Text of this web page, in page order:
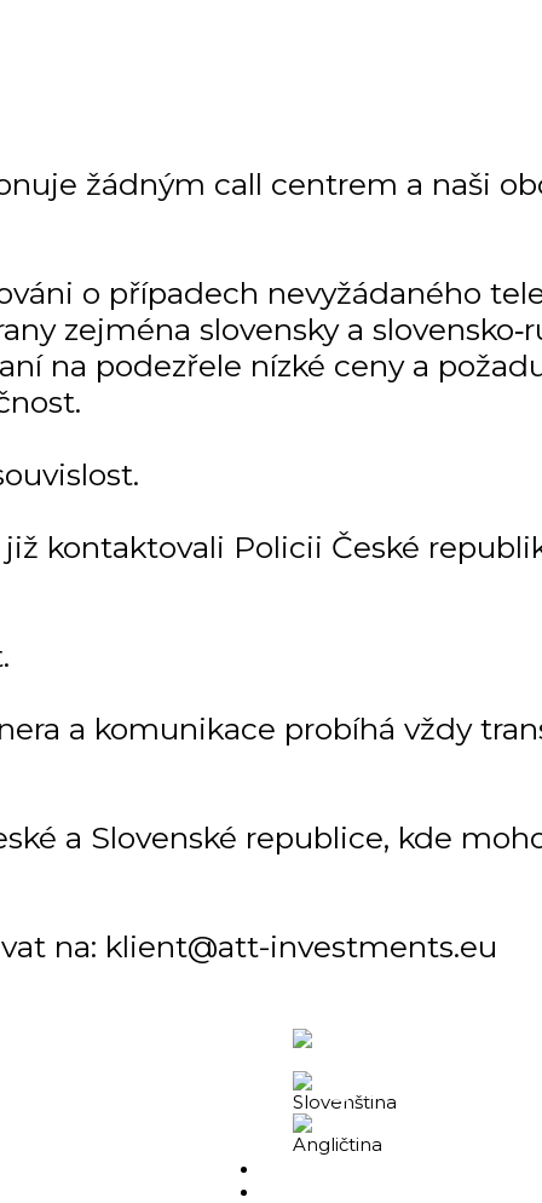
žádným call centrem a naši
o případech nevyžádaného
zejména slovensky a
na podezřele nízké ceny a
kontaktovali Policii České
a komunikace probíhá vždy
a Slovenské republice, kde
na: klient@att-investments.eu
Obchodní portál